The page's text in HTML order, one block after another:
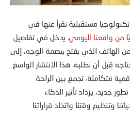
مستقبلية نقرأ عنها في
من واقعنا اليومي . يدخل في تفاصيل
الهاتف الذي يفتح ببصمة الوجه، إلى
قبل أن نطلبه. هذا الانتشار الواسع
متكاملة، تجمع بين الراحة
جديد، يزداد تأثير الذكاء
وتنظيم وقتنا واتخاذ قراراتنا